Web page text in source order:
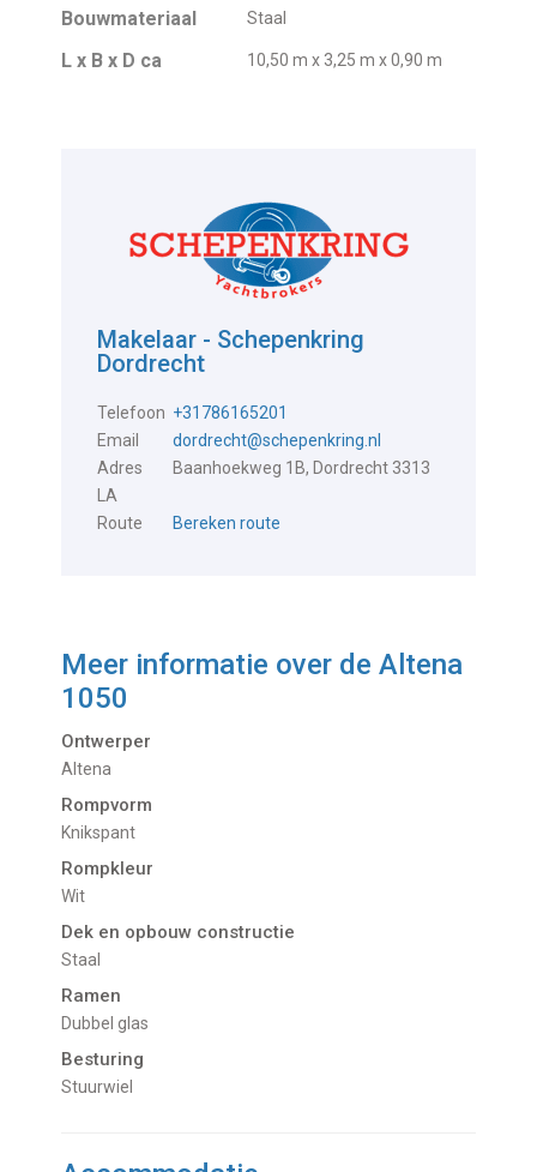
Bouwmateriaal Staal
L x B x D ca 10,50 m x 3,25 m x 0,90 m
Makelaar - Schepenkring
Dordrecht
Telefoon +31786165201
Email
dordrecht@schepenkring.nl
Adres
Baanhoekweg 1B, Dordrecht 3313
LA
Route
Bereken route
Meer informatie over deAltena
1050
Ontwerper
Altena
Rompvorm
Knikspant
Rompkleur
Wit
Dek en opbouw constructie
Staal
Ramen
Dubbel glas
Besturing
Stuurwiel